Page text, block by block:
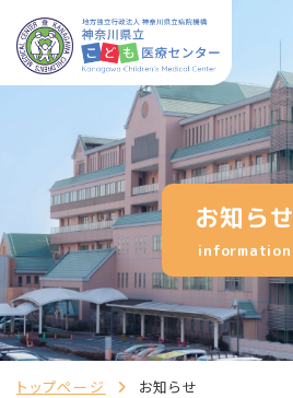
お知らせ
information
トップページ お知らせ